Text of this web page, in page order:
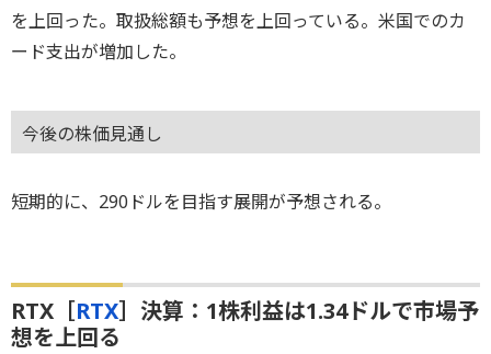
を上回った。取扱総額も予想を上回っている。米国でのカ
ード支出が増加した。
今後の株価見通し
短期的に、290ドルを目指す展開が予想される。
RTX［RTX］決算：1株利益は1.34ドルで市場予
想を上回る